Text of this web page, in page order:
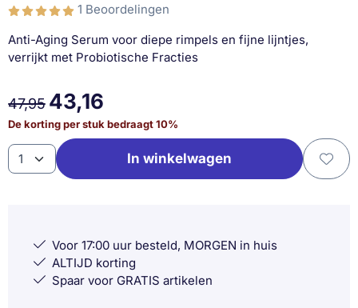
1 Beoordelingen
Anti-Aging Serum voor diepe rimpels en fijne lijntjes,
verrijkt met Probiotische Fracties
47,95 43,16
De korting per stuk bedraagt10%
Aantal In winkelwagen
Voor 17:00 uur besteld, MORGEN in huis
ALTIJD korting
Spaar voor GRATIS artikelen